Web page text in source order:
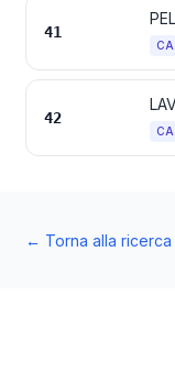
41
42
← Torna alla ricerca